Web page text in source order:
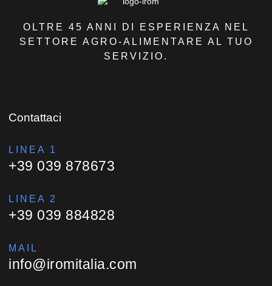
OLTRE 45 ANNI DI ESPERIENZA NEL
SETTORE AGRO-ALIMENTARE AL TUO
SERVIZIO.
Contattaci
LINEA 1
+39 039 878673
LINEA 2
+39 039 884828
MAIL
info@iromitalia.com